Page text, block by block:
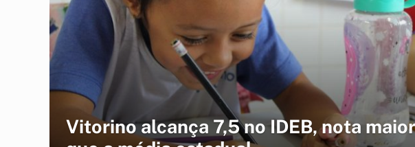
Vitorino alcança 7,5 no IDEB, nota maior